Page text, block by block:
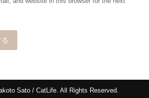
Sato / CatLife. All Rights Reserved.